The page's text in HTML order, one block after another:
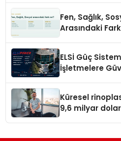
Fen, Sağlık,
Arasındaki
ELSİ Güç
İşletmelere
Küresel
9,6 milyar